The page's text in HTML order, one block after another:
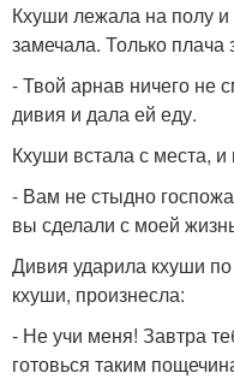
Кхуши лежала на полу
замечала. Только плача
- Твой арнав ничего не
дивия и дала ей еду.
Кхуши встала с места,
- Вам не стыдно
вы сделали с моей
Дивия ударила кхуши
кхуши, произнесла:
- Не учи меня! Завтра
готовься таким